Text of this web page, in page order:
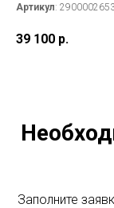
Артикул:
39 100 р.
Заполните